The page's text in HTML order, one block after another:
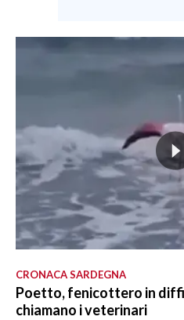
CRONACA SARDEGNA
Poetto, fenicottero in
chiamano i veterinari